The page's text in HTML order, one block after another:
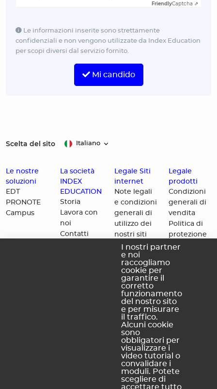
FriendlyCaptcha ⇗
Le informazioni inserite sono strettamente
confidenziali e non vengono utilizzate da Index Education
per scopi diversi dal servizio fornito.
Mi candido
Scelta del sito Italiano
Le nostre
soluzioni
EDT
PRONOTE
Campus
La società
INDEX
EDUCATION
Storia
Lavora con
noi
Contatti
Legale Siti
internet
Note legali
e condizioni
generali di
utilizzo dei
nostri siti
internet
Politica di
riservatezza
Informativa
sui cookie
Mappa del
sito
Legale
prodotti
Condizioni
generali di
vendita
Politica di
protezione
dei dati
INDEX EDUCATION ITALIA
Accreditati dal M.I.U.R.
I nostri partner
e noi
raccogliamo
cookie per
garantire il
corretto
funzionamento
del nostro sito
e per misurare
il traffico.
Alcuni cookie
sono
obbligatori per
visualizzare i
video tutorial o
convalidare i
moduli. Potete
scegliere di
accettare tutto